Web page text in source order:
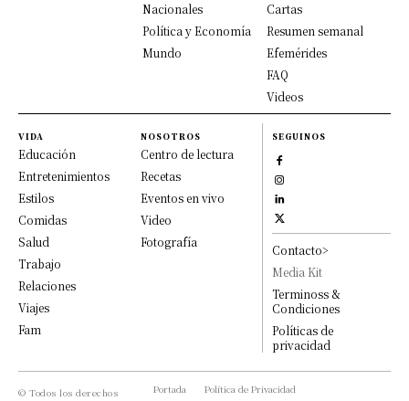
Nacionales
Política y Economía
Mundo
Cartas
Resumen semanal
Efemérides
FAQ
Videos
VIDA
Educación
Entretenimientos
Estilos
Comidas
Salud
Trabajo
Relaciones
Viajes
Fam
NOSOTROS
Centro de lectura
Recetas
Eventos en vivo
Video
Fotografía
SEGUINOS
Contacto>
Media Kit
Terminoss &
Condiciones
Políticas de
privacidad
© Todos los derechos
Portada
Política de Privacidad